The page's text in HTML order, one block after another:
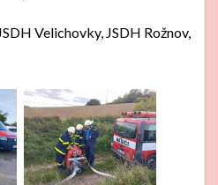
Velichovky, JSDH Rožnov,